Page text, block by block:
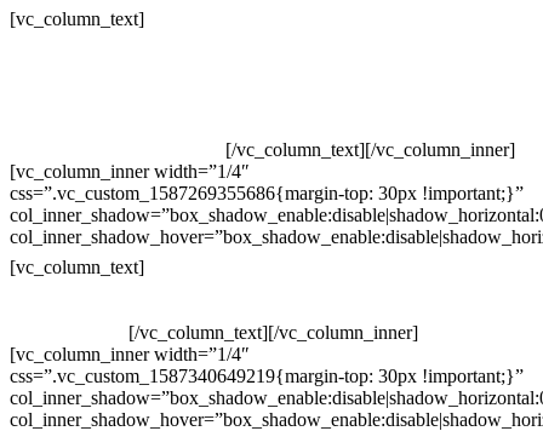
[vc_column_text]
[/vc_column_text][/vc_column_inner]
[vc_column_inner width=”1/4″
css=”.vc_custom_1587269355686{margin-top: 30px !important;}”
[vc_column_text]
[/vc_column_text][/vc_column_inner]
[vc_column_inner width=”1/4″
css=”.vc_custom_1587340649219{margin-top: 30px !important;}”